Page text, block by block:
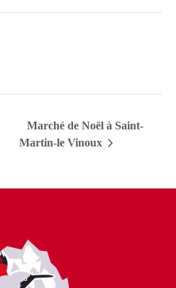
Marché de Noël à Saint-
Martin-le Vinoux